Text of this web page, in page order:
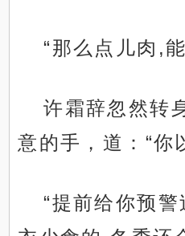
“那么点儿肉,
许霜辞忽然转
意的手，道：“你
“提前给你预